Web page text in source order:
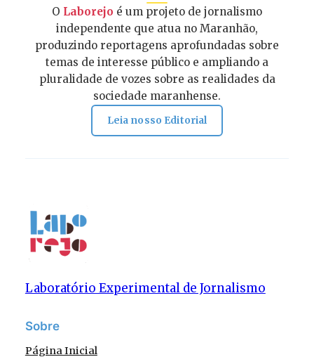
O Laborejo é um projeto de jornalismo
independente que atua no Maranhão,
produzindo reportagens aprofundadas sobre
temas de interesse público e ampliando a
pluralidade de vozes sobre as realidades da
sociedade maranhense.
Leia nosso Editorial
Laboratório Experimental de Jornalismo
Sobre
Página Inicial